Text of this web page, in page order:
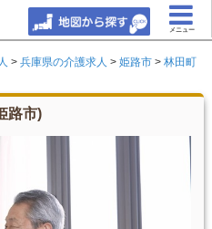
メニュー
> 兵庫県の介護求人 > 姫路市 > 林田町
路市)